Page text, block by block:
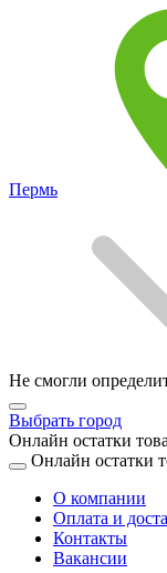
Пермь
Не смогли
Выбрать город
Онлайн остатки
Онлайн остатки
О компании
Оплата и
Контакты
Вакансии